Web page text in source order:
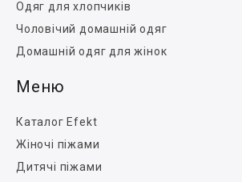
Одяг для хлопчиків
Чоловічий домашній одяг
Домашній одяг для жінок
Меню
Каталог Efekt
Жіночі піжами
Дитячі піжами